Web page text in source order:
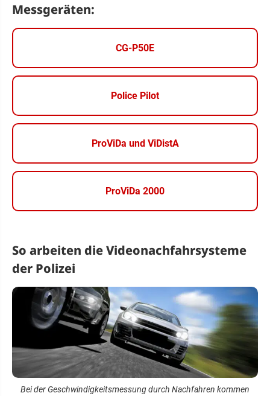
Messgeräten:
CG-P50E
Police Pilot
ProViDa und ViDistA
ProViDa 2000
So arbeiten die Videonachfahrsysteme
der Polizei
Bei der Geschwindigkeitsmessung durch Nachfahren kommen